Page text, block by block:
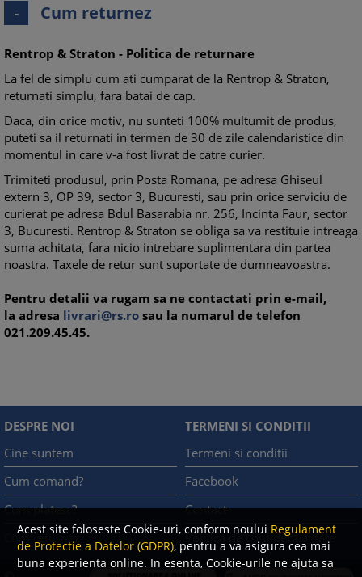
Acest site foloseste Cookie-uri, conform noului Regulament
de Protectie a Datelor (GDPR), pentru a va asigura cea mai
buna experienta online. In esenta, Cookie-urile ne ajuta sa
- Cum returnez
Rentrop & Straton - Politica de returnare
La fel de simplu cum ati cumparat de la Rentrop & Straton,
returnati simplu, fara batai de cap.
Daca, din orice motiv, nu sunteti 100% multumit de produs,
puteti sa il returnati in termen de 30 de zile calendaristice din
momentul in care v-a fost livrat de catre curier.
Trimiteti produsul, prin Posta Romana, pe adresa Ghiseul
extern 3, OP 39, sector 3, Bucuresti, sau prin orice serviciu de
curierat pe adresa Bdul Basarabia nr. 256, Incinta Faur, sector
3, Bucuresti. Rentrop & Straton se obliga sa va restituie intreaga
suma achitata, fara nicio intrebare suplimentara din partea
noastra. Taxele de retur sunt suportate de dumneavoastra.
Pentru detalii va rugam sa ne contactati prin e-mail,
la adresa livrari@rs.ro sau la numarul de telefon
021.209.45.45.
DESPRE NOI
Cine suntem
Cum comand?
Cum platesc?
Cum returnez
TERMENI SI CONDITII
Termeni si conditii
Facebook
Contact
Politica de confidentialitate